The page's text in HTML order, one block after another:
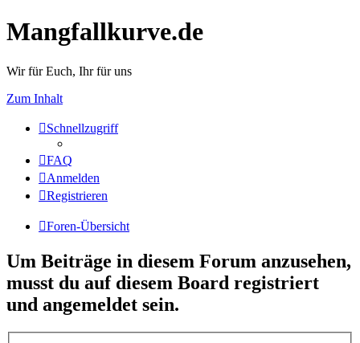
Mangfallkurve.de
Wir für Euch, Ihr für uns
Zum Inhalt
Schnellzugriff
FAQ
Anmelden
Registrieren
Foren-Übersicht
Um Beiträge in diesem Forum anzusehen,
musst du auf diesem Board registriert
und angemeldet sein.